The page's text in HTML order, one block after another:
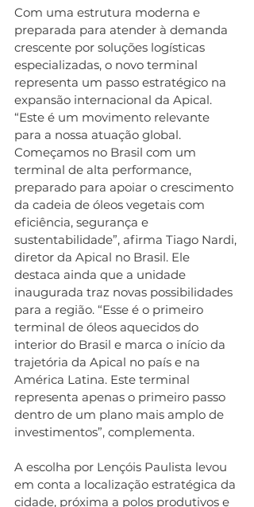
Com uma estrutura moderna e
preparada para atender à demanda
crescente por soluções logísticas
especializadas, o novo terminal
representa um passo estratégico na
expansão internacional da Apical.
“Este é um movimento relevante
para a nossa atuação global.
Começamos no Brasil com um
terminal de alta performance,
preparado para apoiar o crescimento
da cadeia de óleos vegetais com
eficiência, segurança e
sustentabilidade”, afirma Tiago Nardi,
diretor da Apical no Brasil. Ele
destaca ainda que a unidade
inaugurada traz novas possibilidades
para a região. “Esse é o primeiro
terminal de óleos aquecidos do
interior do Brasil e marca o início da
trajetória da Apical no país e na
América Latina. Este terminal
representa apenas o primeiro passo
dentro de um plano mais amplo de
investimentos”, complementa.
A escolha por Lençóis Paulista levou
em conta a localização estratégica da
cidade, próxima a polos produtivos e